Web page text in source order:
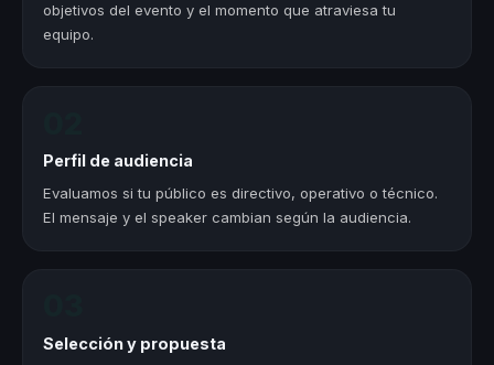
objetivos del evento y el momento que atraviesa tu
equipo.
Perfil de audiencia
Evaluamos si tu público es directivo, operativo o técnico.
El mensaje y el speaker cambian según la audiencia.
Selección y propuesta